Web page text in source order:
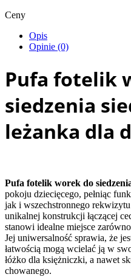
Ceny
Opis
Opinie (0)
Pufa fotelik
siedzenia
leżanka dla
Pufa fotelik worek do
pokoju dziecięcego, pełniąc
jak i wszechstronnego
unikalnej konstrukcji łączącej
stanowi idealne miejsce
Jej uniwersalność sprawia, że
łatwością mogą wcielać ją w
łóżko dla księżniczki, a nawet
chowanego.